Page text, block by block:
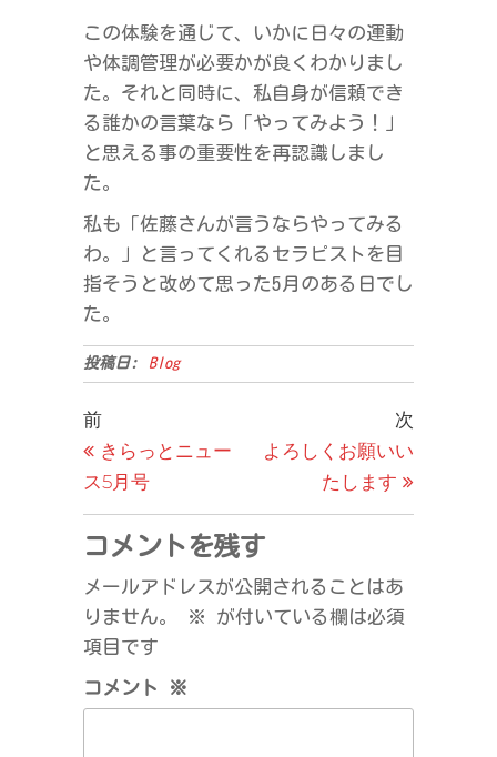
この体験を通じて、いかに日々の運動
や体調管理が必要かが良くわかりまし
た。それと同時に、私自身が信頼でき
る誰かの言葉なら「やってみよう！」
と思える事の重要性を再認識しまし
た。
私も「佐藤さんが言うならやってみる
わ。」と言ってくれるセラピストを目
指そうと改めて思った5月のある日でし
た。
投稿日: Blog
投
稿
ナ
ビ
ゲ
ー
シ
ョ
ン
過
去
の
稿
前
きらっとニュー
ス5月号
投
次
よろしくお願いい
たします
コメントを残す
メールアドレスが公開されることはあ
りません。
※
が付いている欄は必須
項目です
コメント ※